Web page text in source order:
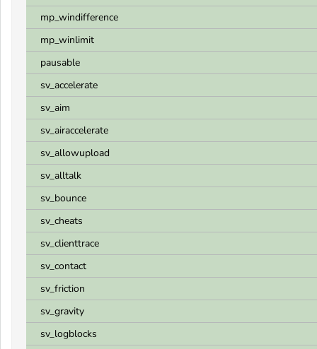
mp_windifference
mp_winlimit
pausable
sv_accelerate
sv_aim
sv_airaccelerate
sv_allowupload
sv_alltalk
sv_bounce
sv_cheats
sv_clienttrace
sv_contact
sv_friction
sv_gravity
sv_logblocks